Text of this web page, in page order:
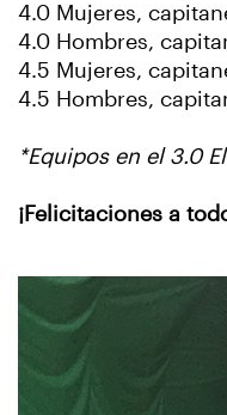
4.0 Mujeres,
4.0 Hombres,
4.5 Mujeres,
4.5 Hombres,
*Equipos en el 3.0
¡Felicitaciones a